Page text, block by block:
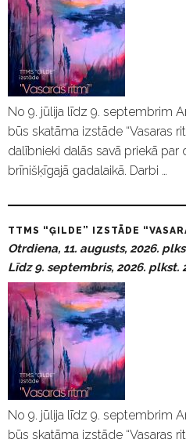
No 9. jūlija līdz 9. septembrim
būs skatāma izstāde “Vasaras
dalībnieki dalās savā priekā par
brīnišķīgajā gadalaikā. Darbi …
TTMS “ĢILDE” IZSTĀDE
Otrdiena, 11. augusts, 2026.
Līdz 9. septembris, 2026. plkst.
No 9. jūlija līdz 9. septembrim
būs skatāma izstāde “Vasaras